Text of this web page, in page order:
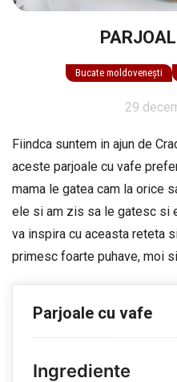
Bucate moldovenești
29
Fiindca suntem in ajun de
aceste parjoale cu vafe
mama le gatea cam la orice
ele si am zis sa le gatesc si
va inspira cu aceasta reteta
primesc foarte puhave, moi
Parjoale cu vafe
Ingrediente